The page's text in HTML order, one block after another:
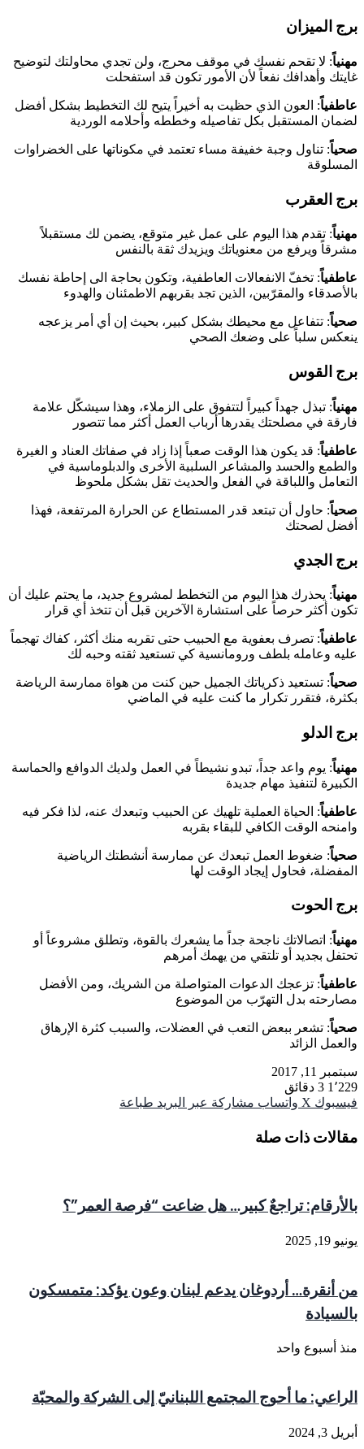
برج الميزان
مهنياً: لا تقحم نفسك في موقف محرج، ولن تجدي محاولتك لتوضيح
غايتك وأهدافك نفعاً لأن الأمور تكون قد استفحلت
عاطفياً: العون الذي حظيت به أخيراً يتيح لك التخطيط بشكل أفضل
لضمان المستقبل بكل تفاصيله وخططه وأحلامه الوردية
صحياً: تناول وجبة خفيفة مساء تعتمد في مكوناتها على الخضراوات
المسلوقة
برج العقرب
مهنياً: تقدم هذا اليوم على عمل غير متوقع، يضمن لك مستقبلاً
مشرقاً ويرفع من معنوياتك ويزيدك ثقة بالنفس
عاطفياً: تخفّ الانفعالات العاطفية، وتكون بحاجة الى إحاطة نفسك
بالأصدقاء والمقرّبين، الذين تجد بقربهم الاطمئنان والهدوء
صحياً: تتفاعل مع محيطك بشكل كبير، بحيث إن أي أمر يزعجه
ينعكس سلباً على وضعك الصحي
برج القوس
مهنياً: تبذل جهداً كبيراً لتتفوق على الزملاء، وهذا سيشكّل علامة
فارقة في مصلحتك يقدرها أرباب العمل أكثر مما تتصور
عاطفياً: قد يكون هذا الوقت صعباً إذا زاد في صفاتك العناد و الغيرة
والطمع والحسد والمشاعر السلبية الأخرى والدبلوماسية في
التعامل واللباقة في الفعل والحديث تقل بشكل ملحوظ
صحياً: حاول أن تبتعد قدر المستطاع عن الحرارة المرتفعة، فهذا
أفضل لصحتك
برج الجدي
مهنياً: يحذرك هذا اليوم من التخطط لمشروع جديد، ما يحتم عليك أن
تكون أكثر حرصاً على استشارة الآخرين قبل أن تتخذ أي قرار
عاطفياً: تصرف بعفوية مع الحبيب حتى تقربه منك أكثر، كفاك تهجماً
عليه وعامله بلطف ورومانسية كي تستعيد ثقته وحبه لك
صحياً: تستعيد ذكرياتك الجميل حين كنت من هواة ممارسة الرياضة
بكثرة، فتقرر تكرار ما كنت عليه في الماضي
برج الدلو
مهنياً: يوم واعد جداً، تبدو نشيطاً في العمل ولديك الدوافع والحماسة
الكبيرة لتنفيذ مهام جديدة
عاطفياً: الحياة العملية تلهيك عن الحبيب وتبعدك عنه، لذا فكر فيه
وامنحه الوقت الكافي للبقاء بقربه
صحياً: ضغوط العمل تبعدك عن ممارسة أنشطتك الرياضية
المفضلة، فحاول إيجاد الوقت لها
برج الحوت
مهنياً: اتصالاتك ناجحة جداً ما يشعرك بالقوة، وتطلق مشروعاً أو
تحتفل بجديد أو تلتقي من يهمك أمرهم
عاطفياً: تزعجك الدعوات المتواصلة من الشريك، ومن الأفضل
مصارحته بدل التهرّب من الموضوع
صحياً: تشعر ببعض التعب في العضلات، والسبب كثرة الإرهاق
والعمل الزائد
سبتمبر 11, 2017
1٬229 3 دقائق
فيسبوك ‫X واتساب مشاركة عبر البريد طباعة
مقالات ذات صلة
بالأرقام: تراجعٌ كبير… هل ضاعت “فرصة العمر”؟
يونيو 19, 2025
من أنقرة… أردوغان يدعم لبنان وعون يؤكد: متمسكون
بالسيادة
منذ أسبوع واحد
الراعي: ما أحوج المجتمع اللبنانيّ إلى الشركة والمحبّة
أبريل 3, 2024